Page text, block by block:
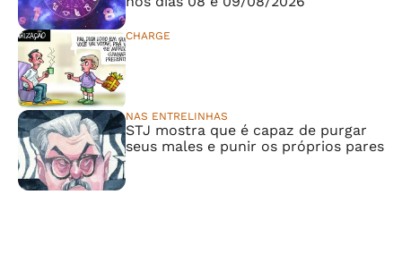
CHARGE
NAS ENTRELINHAS
STJ mostra que é capaz de purgar
seus males e punir os próprios pares